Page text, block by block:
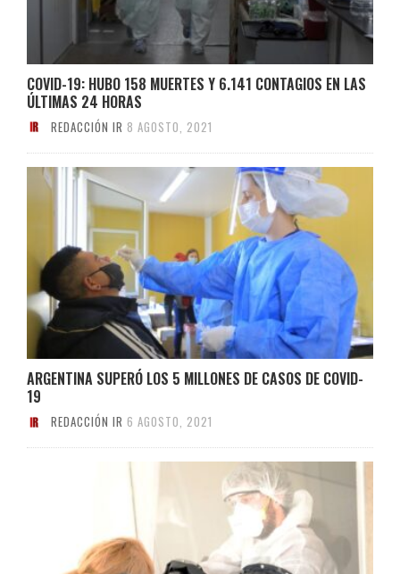
COVID-19: HUBO 158 MUERTES Y 6.141 CONTAGIOS EN LAS
ÚLTIMAS 24 HORAS
REDACCIÓN IR 8 AGOSTO, 2021
ARGENTINA SUPERÓ LOS 5 MILLONES DE CASOS DE COVID-
19
REDACCIÓN IR 6 AGOSTO, 2021